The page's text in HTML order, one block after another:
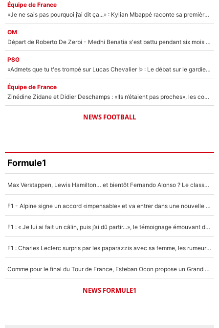
Équipe de France
«Je ne sais pas pourquoi j’ai dit ça...» : Kylian Mbappé raconte sa première rencontre avec Zinédine Zidane (et c’est très drôle)
OM
Départ de Roberto De Zerbi - Medhi Benatia s'est battu pendant six mois pour le retenir à l'OM, le PSG a été le naufrage de trop : «Je pars avec toi»
PSG
«Admets que tu t'es trompé sur Lucas Chevalier !» : Le débat sur le gardien du PSG vire au clash à l'After Foot
Équipe de France
Zinédine Zidane et Didier Deschamps : «Ils n’étaient pas proches», les confidences d’un membre de l’équipe de France 1998 sur leur relation spéciale
NEWS FOOTBALL
Formule1
Max Verstappen, Lewis Hamilton… et bientôt Fernando Alonso ? Le classement des pilotes les mieux payés en Formule 1 risque de changer !
F1 - Alpine signe un accord «impensable» et va entrer dans une nouvelle dimension : Grande nouvelle pour Pierre Gasly !
F1 : « Je lui ai fait un câlin, puis j’ai dû partir...», le témoignage émouvant de Max Verstappen sur sa fille
F1 : Charles Leclerc surpris par les paparazzis avec sa femme, les rumeurs étaient vraies !
Comme pour le final du Tour de France, Esteban Ocon propose un Grand Prix de Formule 1 à Paris : «Autour de l’Arc de Triomphe, ce serait génial» !
NEWS FORMULE1